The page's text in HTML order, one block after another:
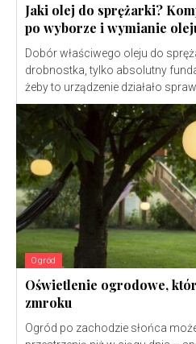
Jaki olej do sprężarki?
po wyborze i wymianie
Dobór właściwego oleju do
drobnostka, tylko absolutny
żeby to urządzenie działało
Ogród
Oświetlenie ogrodowe,
zmroku
Ogród po zachodzie słońca